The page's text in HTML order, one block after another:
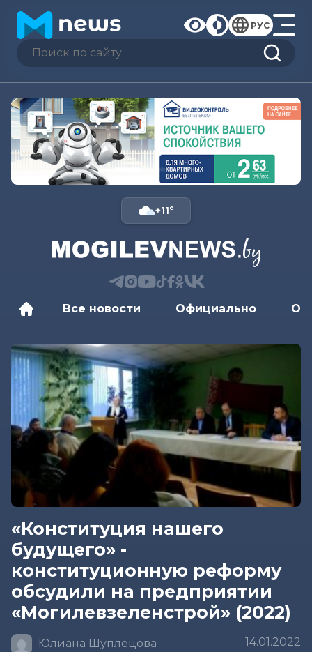
РУС
+11°
Все новости Официально
«Конституция нашего
будущего» -
конституционную реформу
обсудили на предприятии
«Могилевзеленстрой» (2022)
Юлиана Шуплецова 14.01.2022